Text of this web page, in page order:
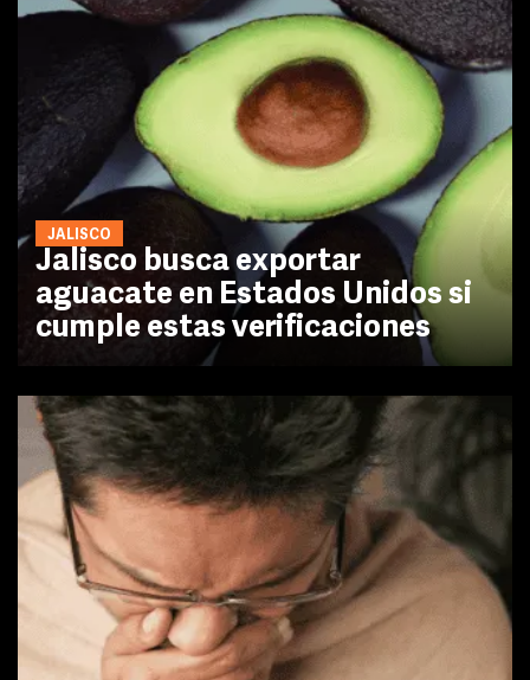
JALISCO
Jalisco busca exportar
aguacate en Estados Unidos si
cumple estas verificaciones